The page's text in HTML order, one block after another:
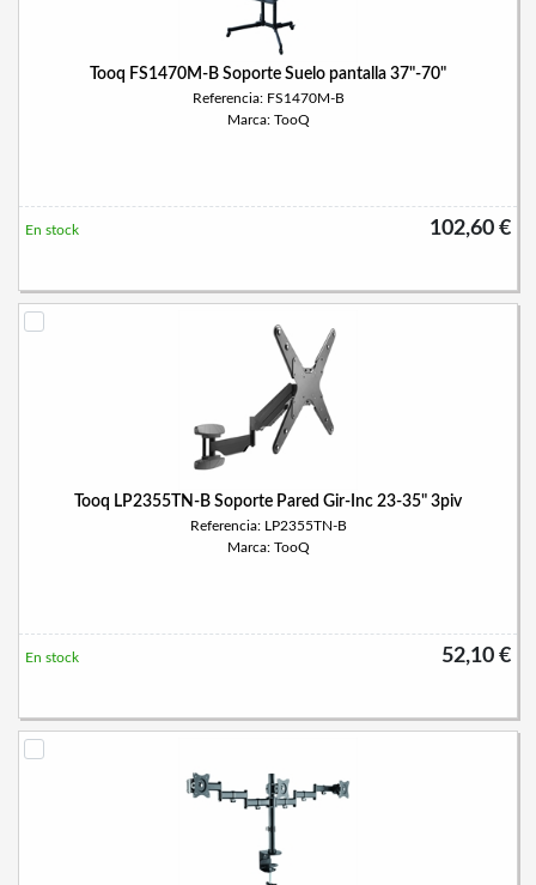
Tooq FS1470M-B Soporte Suelo pantalla 37"-70"
Referencia: FS1470M-B
Marca: TooQ
102,60 €
En stock
Tooq LP2355TN-B Soporte Pared Gir-Inc 23-35" 3piv
Referencia: LP2355TN-B
Marca: TooQ
52,10 €
En stock